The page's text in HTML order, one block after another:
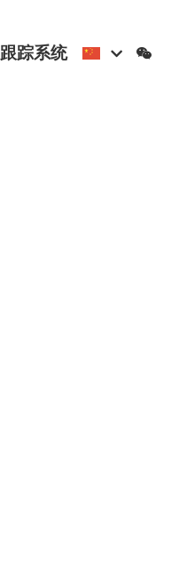
跟踪系统